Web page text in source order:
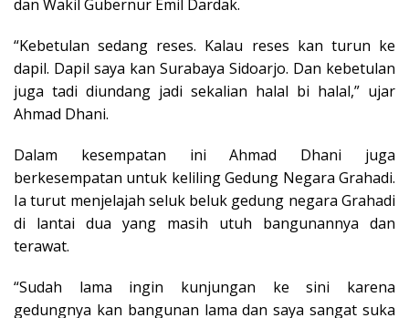
dan Wakil Gubernur Emil Dardak.
“Kebetulan sedang reses. Kalau reses kan turun ke
dapil. Dapil saya kan Surabaya Sidoarjo. Dan kebetulan
juga tadi diundang jadi sekalian halal bi halal,” ujar
Ahmad Dhani.
Dalam kesempatan ini Ahmad Dhani juga
berkesempatan untuk keliling Gedung Negara Grahadi.
Ia turut menjelajah seluk beluk gedung negara Grahadi
di lantai dua yang masih utuh bangunannya dan
terawat.
“Sudah lama ingin kunjungan ke sini karena
gedungnya kan bangunan lama dan saya sangat suka